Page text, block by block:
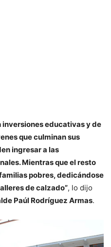
inversiones educativas y de
que culminan sus
ingresar a las
Mientras que el resto
pobres, dedicándose
de calzado”, lo dijo
Paúl Rodríguez Armas.